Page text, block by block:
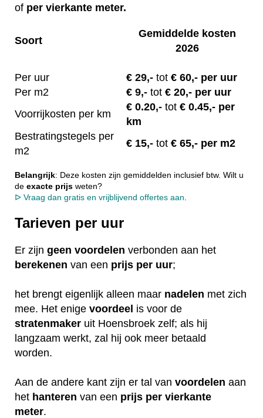
of per vierkante meter.
Soort
Gemiddelde kosten
2026
Per uur € 29,- tot € 60,- per uur
Per m2
€ 9,- tot € 20,- per uur
Voorrijkosten per km
€ 0.20,- tot € 0.45,- per
km
Bestratingstegels per
m2
€ 15,- tot € 65,- per m2
Belangrijk: Deze kosten zijn gemiddelden inclusief btw. Wilt u
de exacte prijs weten?
ᐅ Vraag dan gratis en vrijblijvend offertes aan.
Tarieven per uur
Er zijn geen voordelen verbonden aan het
berekenen van een prijs per uur;
het brengt eigenlijk alleen maar nadelen met zich
mee. Het enige voordeel is voor de
stratenmaker uit Hoensbroek zelf; als hij
langzaam werkt, zal hij ook meer betaald
worden.
Aan de andere kant zijn er tal van voordelen aan
het hanteren van een prijs per vierkante
meter.